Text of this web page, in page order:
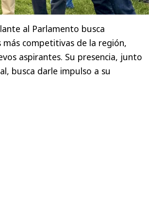
al Parlamento busca
más competitivas de la región,
aspirantes. Su presencia, junto
busca darle impulso a su